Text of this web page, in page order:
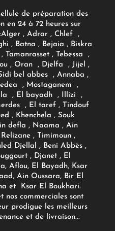
de préparation des
en 24 à 72 heures sur
Alger , Adrar, Chlef ,
, Batna , Bejaia , Biskra
, Tebessa ,
, Oran , Djelfa , Jijel ,
bel abbes , Annaba ,
, Mostaganem ,
, El bayadh , Illizi ,
, El taref , Tindouf
, Khenchela , Souk
defla , Naama , Ain
, Timimoun ,
Djellal , Beni Abbès ,
, Djanet , El
Aflou, El Bayadh, Ksar
Ain Oussara, Bir El
et Ksar El Boukhari.
nos commerciales sont
prodigue les meilleurs
et de livraison...